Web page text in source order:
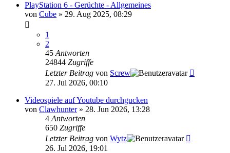
PlayStation 6 - Gerüchte - Allgemeines
von Cube » 29. Aug 2025, 08:29
1
2
45 Antworten
24844 Zugriffe
Letzter Beitrag von Screw
27. Jul 2026, 00:10
Videospiele auf Youtube durchgucken
von Clawhunter» 28. Jun 2026, 13:28
4 Antworten
650 Zugriffe
Letzter Beitrag von Wytz
26. Jul 2026, 19:01